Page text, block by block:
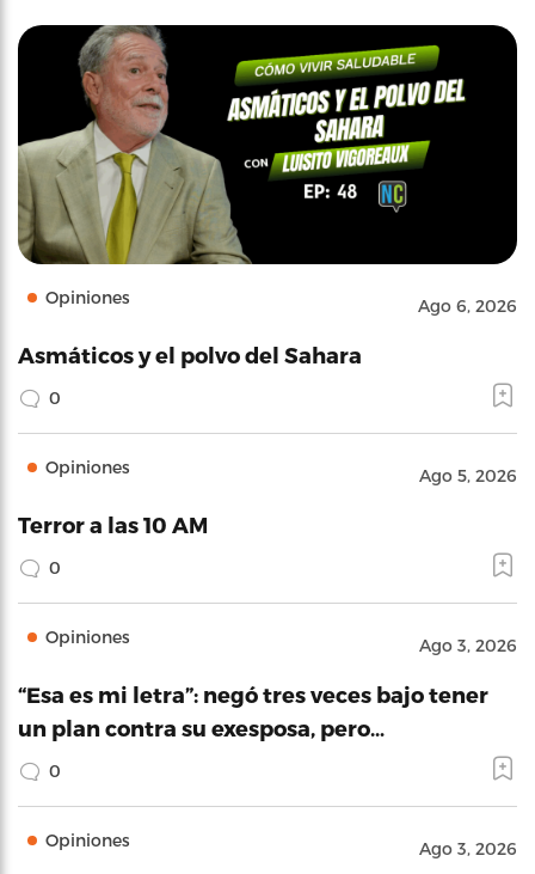
Opiniones Ago 6, 2026
Asmáticos y el polvo del Sahara
0
Opiniones Ago 5, 2026
Terror a las 10 AM
0
Opiniones Ago 3, 2026
“Esa es mi letra”: negó tres veces bajo tener
un plan contra su exesposa, pero…
0
Opiniones Ago 3, 2026